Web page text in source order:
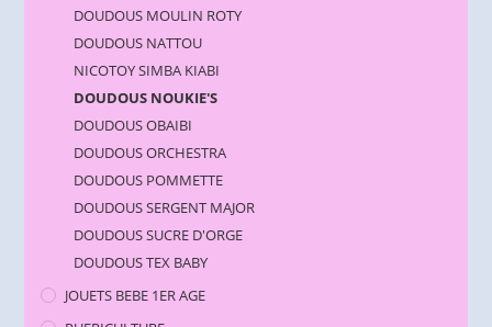
DOUDOUS MOULIN ROTY
DOUDOUS NATTOU
NICOTOY SIMBA KIABI
DOUDOUS NOUKIE'S
DOUDOUS OBAIBI
DOUDOUS ORCHESTRA
DOUDOUS POMMETTE
DOUDOUS SERGENT MAJOR
DOUDOUS SUCRE D'ORGE
DOUDOUS TEX BABY
JOUETS BEBE 1ER AGE